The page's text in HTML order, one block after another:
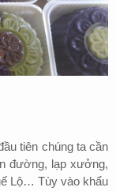
tiên chúng ta cần
đường, lạp xưởng,
Lộ… Tùy vào khẩu